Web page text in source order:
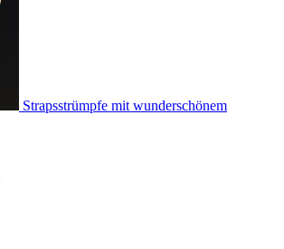
Strapsstrümpfe mit wunderschönem